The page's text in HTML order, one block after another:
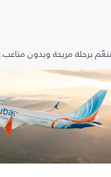
برحلة مريحة وبدون متاعب.